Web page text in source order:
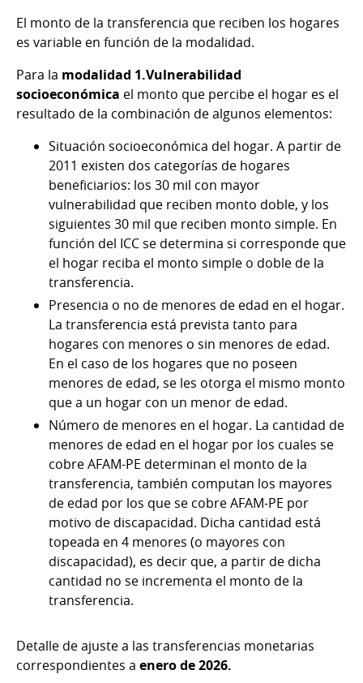
El monto de la transferencia que reciben los hogares
es variable en función de la modalidad.
Para la modalidad 1.Vulnerabilidad
socioeconómica el monto que percibe el hogar es el
resultado de la combinación de algunos elementos:
Situación socioeconómica del hogar. A partir de
2011 existen dos categorías de hogares
beneficiarios: los 30 mil con mayor
vulnerabilidad que reciben monto doble, y los
siguientes 30 mil que reciben monto simple. En
función del ICC se determina si corresponde que
el hogar reciba el monto simple o doble de la
transferencia.
Presencia o no de menores de edad en el hogar.
La transferencia está prevista tanto para
hogares con menores o sin menores de edad.
En el caso de los hogares que no poseen
menores de edad, se les otorga el mismo monto
que a un hogar con un menor de edad.
Número de menores en el hogar. La cantidad de
menores de edad en el hogar por los cuales se
cobre AFAM-PE determinan el monto de la
transferencia, también computan los mayores
de edad por los que se cobre AFAM-PE por
motivo de discapacidad. Dicha cantidad está
topeada en 4 menores (o mayores con
discapacidad), es decir que, a partir de dicha
cantidad no se incrementa el monto de la
transferencia.
Detalle de ajuste a las transferencias monetarias
correspondientes a enero de 2026.